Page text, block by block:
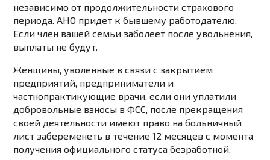
независимо от продолжительности страхового
периода. АНО придет к бывшему работодателю.
Если член вашей семьи заболеет после увольнения,
выплаты не будут.
Женщины, уволенные в связи с закрытием
предприятий, предприниматели и
частнопрактикующие врачи, если они уплатили
добровольные взносы в ФСС, после прекращения
своей деятельности имеют право на больничный
лист забеременеть в течение 12 месяцев с момента
получения официального статуса безработной.